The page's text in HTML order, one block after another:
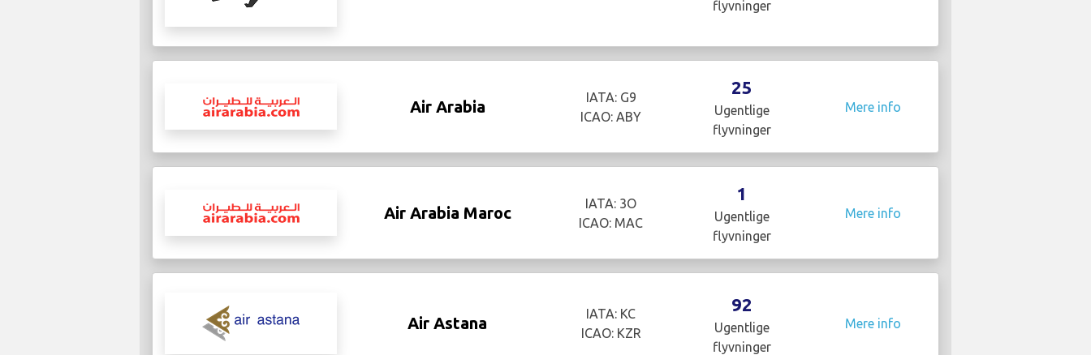
flyvninger
Air Arabia
IATA: G9
ICAO: ABY
25
Ugentlige
flyvninger
Mere info
Air Arabia Maroc
IATA: 3O
ICAO: MAC
1
Ugentlige
flyvninger
Mere info
Air Astana
IATA: KC
ICAO: KZR
92
Ugentlige
flyvninger
Mere info